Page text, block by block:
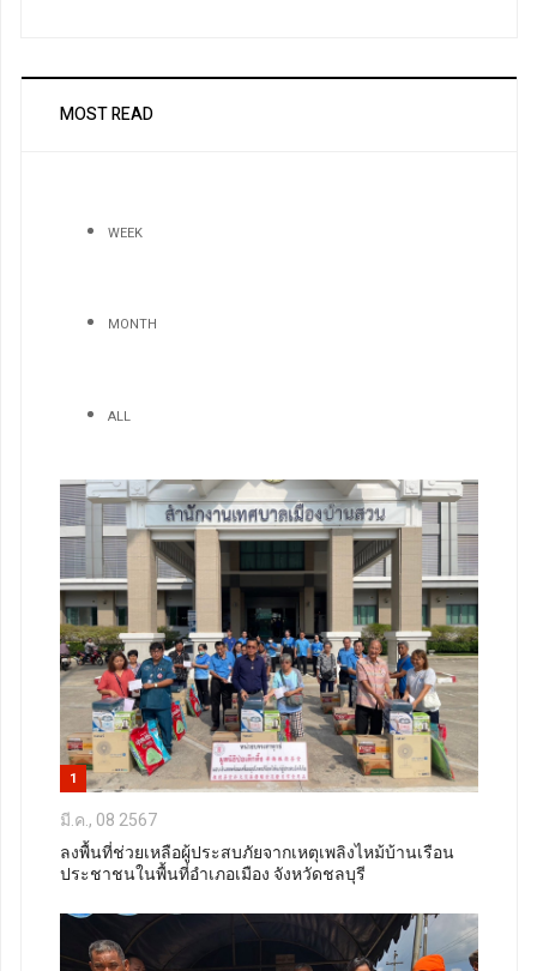
MOST READ
WEEK
MONTH
ALL
1
มี.ค., 08 2567
ลงพื้นที่ช่วยเหลือผู้ประสบภัยจากเหตุเพลิงไหม้บ้านเรือน
ประชาชนในพื้นที่อำเภอเมือง จังหวัดชลบุรี